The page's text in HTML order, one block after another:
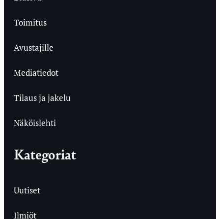
Toimitus
Avustajille
Mediatiedot
Tilaus ja jakelu
Näköislehti
Kategoriat
Uutiset
Ilmiöt